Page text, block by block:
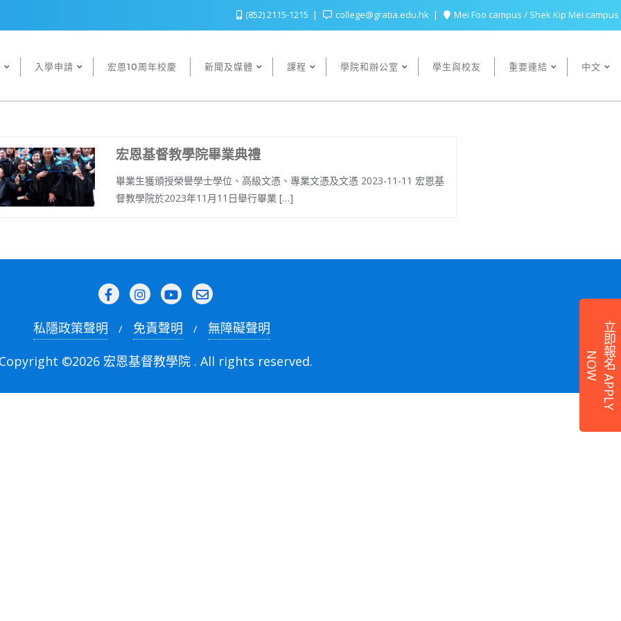
(852) 2115-1215 college@gratia.edu.hk Mei Foo campus / Shek Kip Mei campus
入學申請 宏恩10周年校慶 新聞及媒體 課程 學院和辦公室 學生與校友 重要連結 中文
宏恩基督教學院畢業典禮
畢業生獲頒授榮譽學士學位、高級文憑、專業文憑及文憑 2023-11-11 宏恩基
督教學院於2023年11月11日舉行畢業 […]
私隱政策聲明 免責聲明
無障礙聲明
©2026 宏恩基督教學院 . All rights reserved.
立
即
報
名
A
P
P
L
Y
N O
W